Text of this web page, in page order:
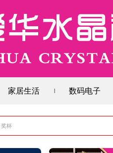
家居生活 数码电子